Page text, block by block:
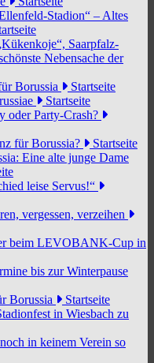
Stadion“ – Altes
Saarpfalz-
Nebensache der
Borussia
Startseite
Startseite
oder Party-Crash?
für Borussia?
Startseite
Eine alte junge Dame
leise Servus!“
vergessen, verzeihen
beim LEVOBANK-Cup in
bis zur Winterpause
Borussia
Startseite
in Wiesbach zu
in keinem Verein so